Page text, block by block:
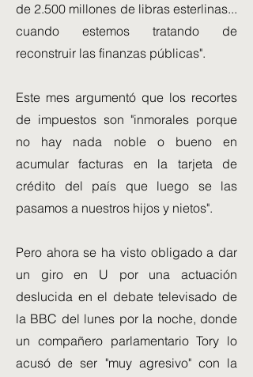
de 2.500 millones de libras esterlinas...
cuando estemos tratando de
reconstruir las finanzas públicas".
Este mes argumentó que los recortes
de impuestos son "inmorales porque
no hay nada noble o bueno en
acumular facturas en la tarjeta de
crédito del país que luego se las
pasamos a nuestros hijos y nietos".
Pero ahora se ha visto obligado a dar
un giro en U por una actuación
deslucida en el debate televisado de
la BBC del lunes por la noche, donde
un compañero parlamentario Tory lo
acusó de ser "muy agresivo" con la